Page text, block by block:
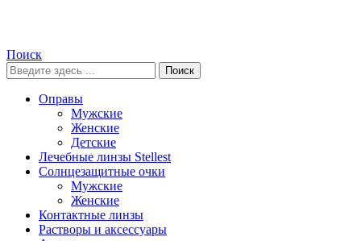
Поиск
Поиск
Оправы
Мужские
Женские
Детские
Лечебные линзы Stellest
Солнцезащитные очки
Мужские
Женские
Контактные линзы
Растворы и аксессуары